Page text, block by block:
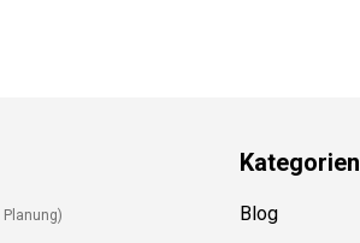
Planung)
Kategorien
Blog